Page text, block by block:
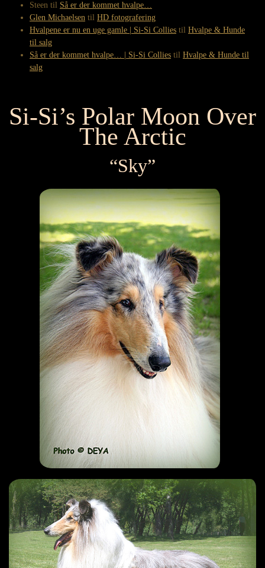
Steen til Så er der kommet hvalpe…
Glen Michaelsen til HD fotografering
Hvalpene er nu en uge gamle | Si-Si Collies til Hvalpe & Hunde
til salg
Så er der kommet hvalpe… | Si-Si Collies til Hvalpe & Hunde til
salg
Si-Si’s Polar Moon Over
The Arctic
“Sky”